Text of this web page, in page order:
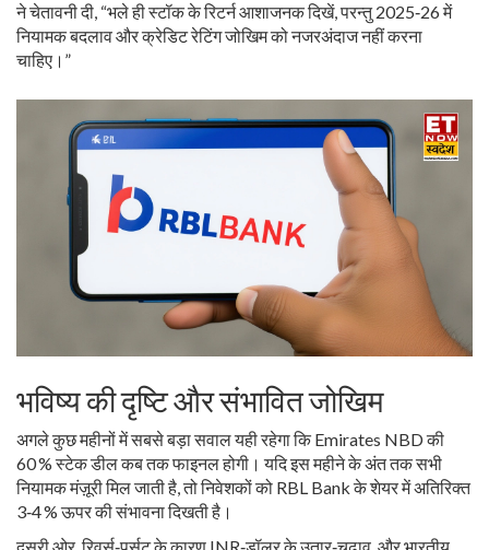
ने चेतावनी दी, “भले ही स्टॉक के रिटर्न आशाजनक दिखें, परन्तु 2025‑26 में
नियामक बदलाव और क्रेडिट रेटिंग जोखिम को नजरअंदाज नहीं करना
चाहिए।”
भविष्य की दृष्टि और संभावित जोखिम
अगले कुछ महीनों में सबसे बड़ा सवाल यही रहेगा कि Emirates NBD की
60 % स्टेक डील कब तक फाइनल होगी। यदि इस महीने के अंत तक सभी
नियामक मंज़ूरी मिल जाती है, तो निवेशकों को RBL Bank के शेयर में अतिरिक्त
3‑4 % ऊपर की संभावना दिखती है।